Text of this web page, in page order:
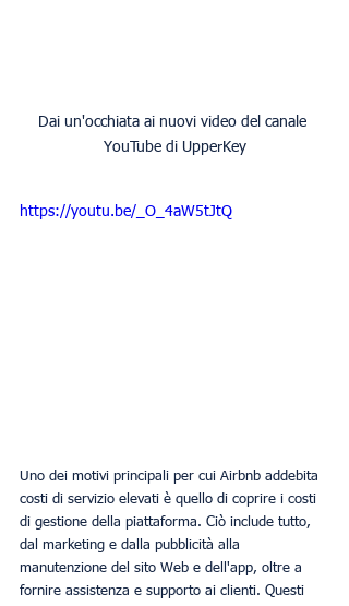
Dai un'occhiata ai nuovi video del canale
YouTube di UpperKey
https://youtu.be/_O_4aW5tJtQ
Uno dei motivi principali per cui Airbnb addebita
costi di servizio elevati è quello di coprire i costi
di gestione della piattaforma. Ciò include tutto,
dal marketing e dalla pubblicità alla
manutenzione del sito Web e dell'app, oltre a
fornire assistenza e supporto ai clienti. Questi